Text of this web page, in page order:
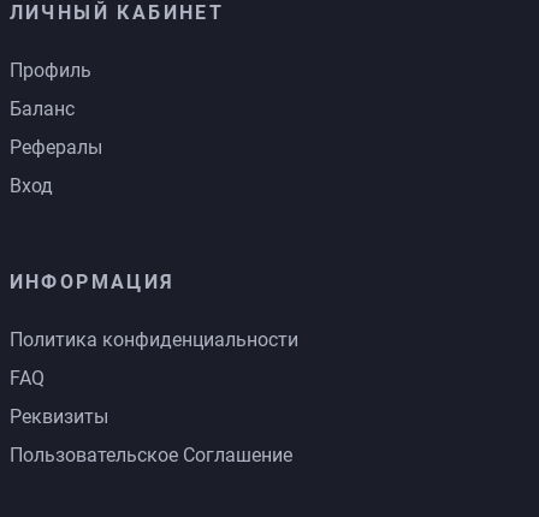
ЛИЧНЫЙ КАБИНЕТ
Профиль
Баланс
Рефералы
Вход
ИНФОРМАЦИЯ
Политика конфиденциальности
FAQ
Реквизиты
Пользовательское Соглашение